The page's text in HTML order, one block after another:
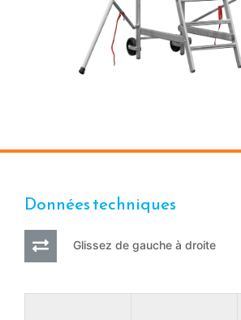
Données techniques
Glissez de gauche à droite